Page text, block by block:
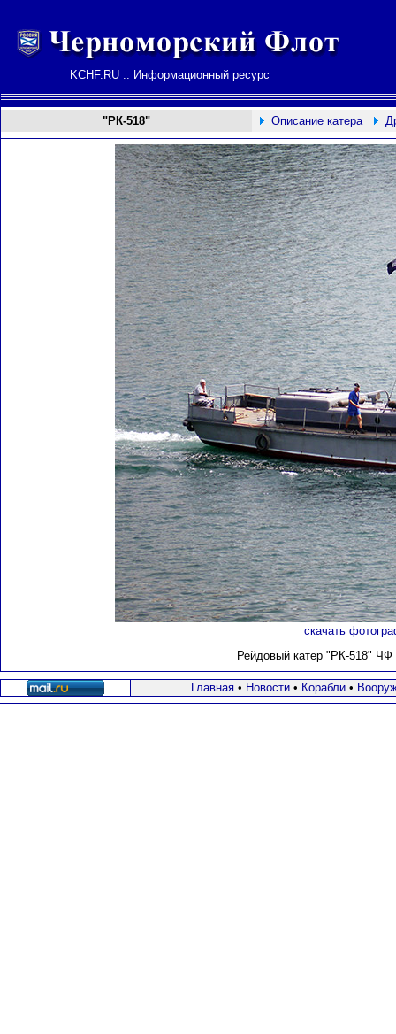
KCHF.RU :: Информационный ресурс
"РК-518" Описание катера
скачать
Рейдовый катер "РК-518" ЧФ
Главная• Новости• Корабли•